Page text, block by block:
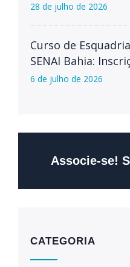
28 de julho de 2026
Curso de
SENAI Bahia:
6 de julho de 2026
Associe-se!
CATEGORIA